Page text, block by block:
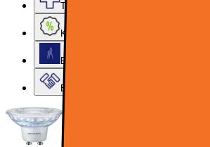
Tjenester og tilbehør
Kampanjer
Elkjøps kundeklubb
Elkjøp Bedrift